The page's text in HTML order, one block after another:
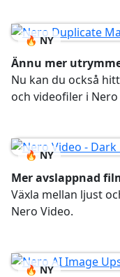
🔥 NY
Ännu mer
Nu kan du också
och videofiler i
🔥 NY
Mer avslappnad
Växla mellan ljust
Nero Video.
🔥 NY